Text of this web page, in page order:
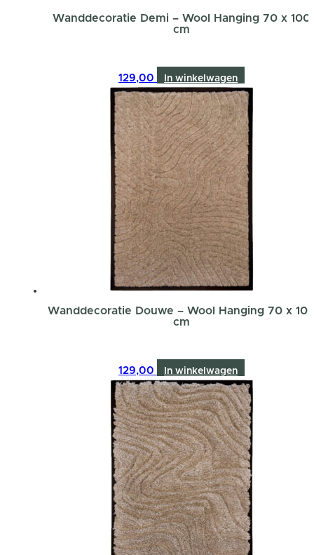
Wanddecoratie Demi – Wool Hanging 70 x 100
cm
129,00 In winkelwagen
Wanddecoratie Douwe – Wool Hanging 70 x
cm
129,00 In winkelwagen